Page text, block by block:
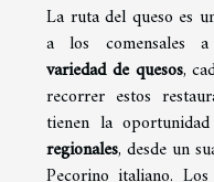
La ruta del queso es
a los comensales
variedad de quesos,
recorrer estos
tienen la
regionales, desde un